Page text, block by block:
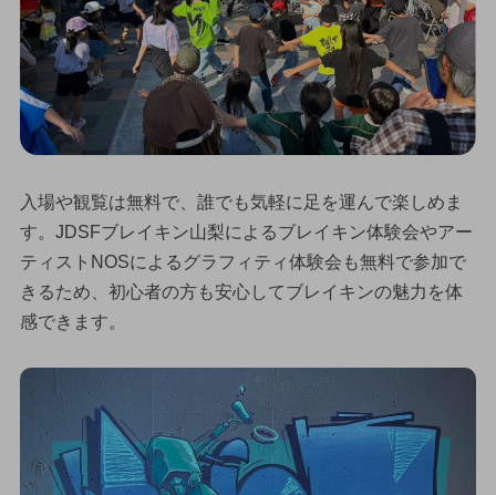
入場や観覧は無料で、誰でも気軽に足を運んで楽しめま
す。JDSFブレイキン山梨によるブレイキン体験会やアー
ティストNOSによるグラフィティ体験会も無料で参加で
きるため、初心者の方も安心してブレイキンの魅力を体
感できます。